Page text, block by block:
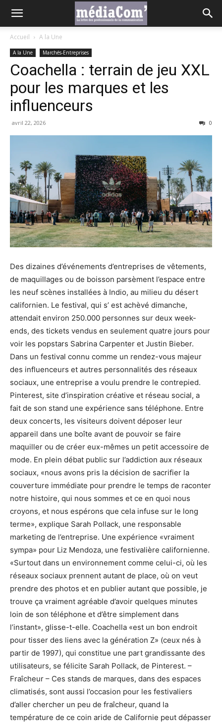
Accueil A la Une
A la Une Marchés-Entreprises
Coachella : terrain de jeu XXL
pour les marques et les
influenceurs
avril 22, 2026 0
Des dizaines d’événements d’entreprises de vêtements,
de maquillages ou de boisson parsèment l’espace entre
les neuf scènes installées à Indio, au milieu du désert
californien. Le festival, qui s’ est achèvé dimanche,
attendait environ 250.000 personnes sur deux week-
ends, des tickets vendus en seulement quatre jours pour
voir les popstars Sabrina Carpenter et Justin Bieber.
Dans un festival connu comme un rendez-vous majeur
des influenceurs et autres personnalités des réseaux
sociaux, une entreprise a voulu prendre le contrepied.
Pinterest, site d’inspiration créative et réseau social, a
fait de son stand une expérience sans téléphone. Entre
deux concerts, les visiteurs doivent déposer leur
appareil dans une boîte avant de pouvoir se faire
maquiller ou de créer eux-mêmes un petit accessoire de
mode. En plein débat public sur l’addiction aux réseaux
sociaux, «nous avons pris la décision de sacrifier la
couverture immédiate pour prendre le temps de raconter
notre histoire, qui nous sommes et ce en quoi nous
croyons, et nous espérons que cela infuse sur le long
terme», explique Sarah Pollack, une responsable
marketing de l’entreprise. Une expérience «vraiment
sympa» pour Liz Mendoza, une festivalière californienne.
«Surtout dans un environnement comme celui-ci, où les
réseaux sociaux prennent autant de place, où on veut
prendre des photos et en publier autant que possible, je
trouve ça vraiment agréable d’avoir quelques minutes
loin de son téléphone et d’être simplement dans
l’instant», glisse-t-elle. Coachella «est un bon endroit
pour tisser des liens avec la génération Z» (ceux nés à
partir de 1997), qui constitue une part grandissante des
utilisateurs, se félicite Sarah Pollack, de Pinterest. –
Fraîcheur – Ces stands de marques, dans des espaces
climatisés, sont aussi l’occasion pour les festivaliers
d’aller chercher un peu de fraîcheur, quand la
température de ce coin aride de Californie peut dépasser